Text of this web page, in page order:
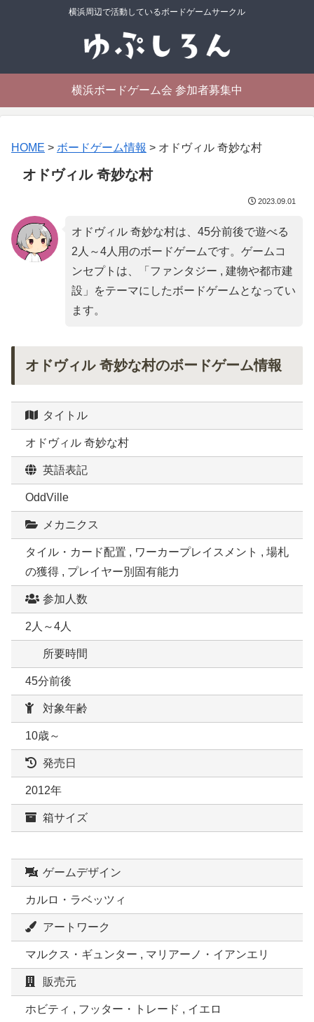
横浜周辺で活動しているボードゲームサークル
横浜ボードゲーム会 参加者募集中
HOME > ボードゲーム情報 > オドヴィル 奇妙な村
オドヴィル 奇妙な村
2023.09.01
オドヴィル 奇妙な村は、45分前後で遊べる
2人～4人用のボードゲームです。ゲームコ
ンセプトは、「 ファンタジー , 建物や都市建
設 」をテーマにしたボードゲームとなってい
ます。
オドヴィル 奇妙な村のボードゲーム情報
タイトル
オドヴィル 奇妙な村
英語表記
OddVille
メカニクス
タイル・カード配置 , ワーカープレイスメント , 場札
の獲得 , プレイヤー別固有能力
参加人数
2人～4人
所要時間
45分前後
対象年齢
10歳～
発売日
2012年
箱サイズ
ゲームデザイン
カルロ・ラベッツィ
アートワーク
マルクス・ギュンター , マリアーノ・イアンエリ
販売元
ホビティ , フッター・トレード , イエロ